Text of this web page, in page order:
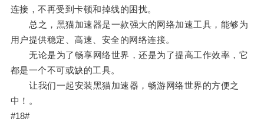
连接，不再受到卡顿和掉线的困扰。
总之，黑猫加速器是一款强大的网络加速工具，能够为
用户提供稳定、高速、安全的网络连接。
无论是为了畅享网络世界，还是为了提高工作效率，它
都是一个不可或缺的工具。
让我们一起安装黑猫加速器，畅游网络世界的方便之
中！。
#18#